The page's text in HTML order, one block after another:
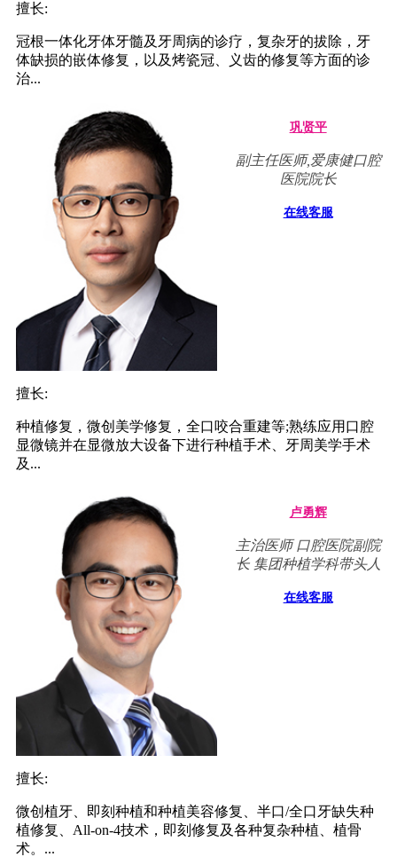
擅长:
冠根一体化牙体牙髓及牙周病的诊疗，复杂牙的拔除，牙
体缺损的嵌体修复，以及烤瓷冠、义齿的修复等方面的诊
治...
巩贤平
副主任医师,爱康健口腔
医院院长
在线客服
擅长:
种植修复，微创美学修复，全口咬合重建等;熟练应用口腔
显微镜并在显微放大设备下进行种植手术、牙周美学手术
及...
卢勇辉
主治医师 口腔医院副院
长 集团种植学科带头人
在线客服
擅长:
微创植牙、即刻种植和种植美容修复、半口/全口牙缺失种
植修复、All-on-4技术，即刻修复及各种复杂种植、植骨
术。...